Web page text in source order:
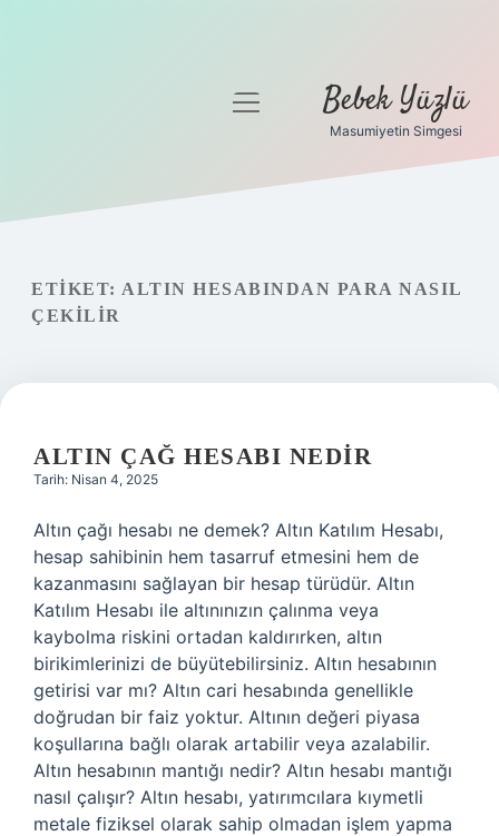
Gizlilik Politikası
menüyü
Bebek Yüzlü
Masumiyetin Simgesi
ETIKET: ALTIN HESABINDAN PARA NASIL
ÇEKILIR
ALTIN ÇAĞ HESABI NEDIR
Tarih: Nisan 4, 2025
Altın çağı hesabı ne demek? Altın Katılım Hesabı,
hesap sahibinin hem tasarruf etmesini hem de
kazanmasını sağlayan bir hesap türüdür. Altın
Katılım Hesabı ile altınınızın çalınma veya
kaybolma riskini ortadan kaldırırken, altın
birikimlerinizi de büyütebilirsiniz. Altın hesabının
getirisi var mı? Altın cari hesabında genellikle
doğrudan bir faiz yoktur. Altının değeri piyasa
koşullarına bağlı olarak artabilir veya azalabilir.
Altın hesabının mantığı nedir? Altın hesabı mantığı
nasıl çalışır? Altın hesabı, yatırımcılara kıymetli
metale fiziksel olarak sahip olmadan işlem yapma